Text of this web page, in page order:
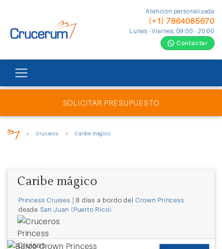
Atención personalizada
(+1) 7864085670
Lunes - Viernes: 09:00 - 20:00
Contactar
SOLICITAR PRESUPUESTO
> Cruceros > Caribe mágico
Caribe mágico
Princess Cruises | 8 días a bordo delCrown Princess
desde San Juan (Puerto Rico)